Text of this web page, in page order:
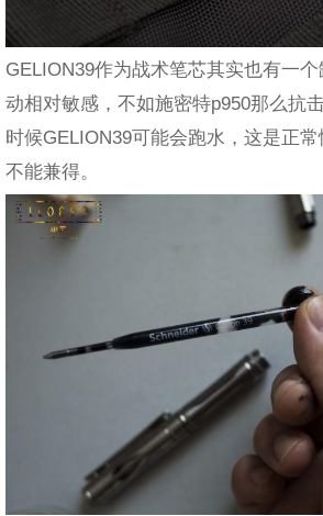
GELION39作为战术笔芯其实也有一
动相对敏感，不如施密特p950那么抗
时候GELION39可能会跑水，这是正
不能兼得。